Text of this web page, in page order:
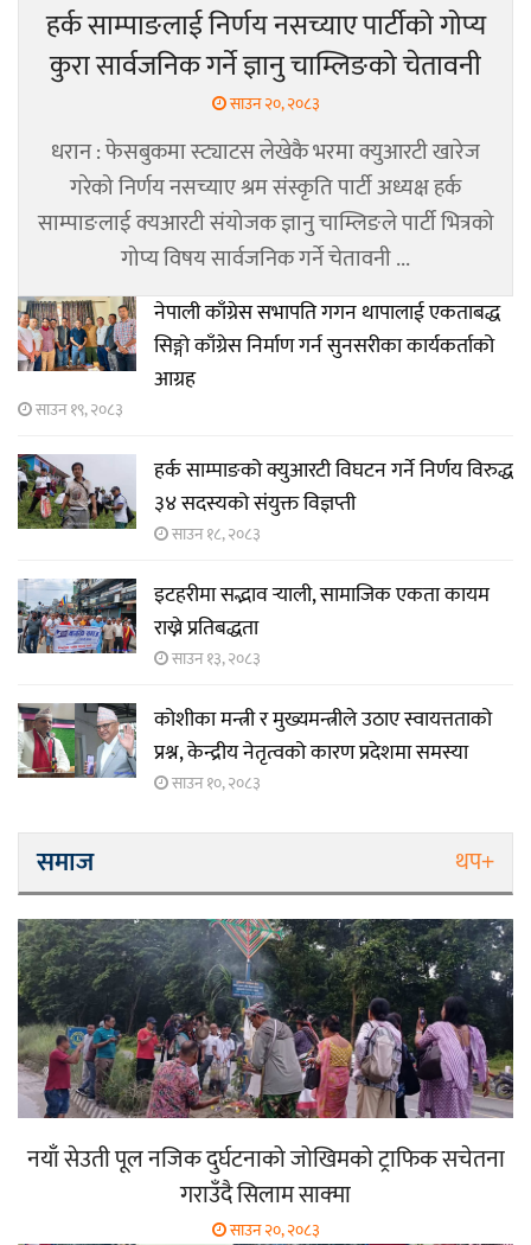
हर्क साम्पाङलाई निर्णय नसच्याए पार्टीको गोप्य
कुरा सार्वजनिक गर्ने ज्ञानु चाम्लिङको चेतावनी
साउन २०, २०८३
धरान : फेसबुकमा स्ट्याटस लेखेकै भरमा क्युआरटी खारेज
गरेको निर्णय नसच्याए श्रम संस्कृति पार्टी अध्यक्ष हर्क
साम्पाङलाई क्यआरटी संयोजक ज्ञानु चाम्लिङले पार्टी भित्रको
गोप्य विषय सार्वजनिक गर्ने चेतावनी ...
नेपाली काँग्रेस सभापति गगन थापालाई एकताबद्ध
सिङ्गो काँग्रेस निर्माण गर्न सुनसरीका कार्यकर्ताको
आग्रह
साउन १९, २०८३
हर्क साम्पाङको क्युआरटी विघटन गर्ने निर्णय विरुद्ध
३४ सदस्यको संयुक्त विज्ञप्ती
साउन १८, २०८३
इटहरीमा सद्भाव र्‍याली, सामाजिक एकता कायम
राख्ने प्रतिबद्धता
साउन १३, २०८३
कोशीका मन्त्री र मुख्यमन्त्रीले उठाए स्वायत्तताको
प्रश्न, केन्द्रीय नेतृत्वको कारण प्रदेशमा समस्या
साउन १०, २०८३
समाज थप+
नयाँ सेउती पूल नजिक दुर्घटनाको जोखिमको ट्राफिक सचेतना
गराउँदै सिलाम साक्मा
साउन २०, २०८३